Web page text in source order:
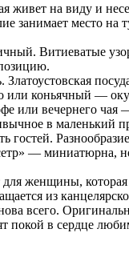
на виду и
место
Витиеватые
коньячный —
или вечернего
в маленький
— миниатюрна,
женщины,
из
всего.
покой в сердце